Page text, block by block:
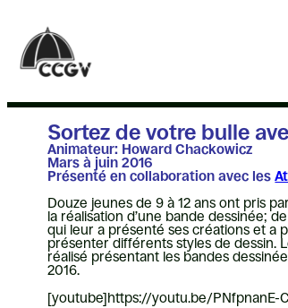
contenu
Sortez de votre bulle
Animateur: Howard Chackowicz
Mars à juin 2016
Présenté en collaboration avec les
Douze jeunes de 9 à 12 ans ont pris
la réalisation d’une bande dessinée;
qui leur a présenté ses créations et a
présenter différents styles de dessin.
réalisé présentant les bandes
2016.
[youtube]https://youtu.be/PNfpnanE-